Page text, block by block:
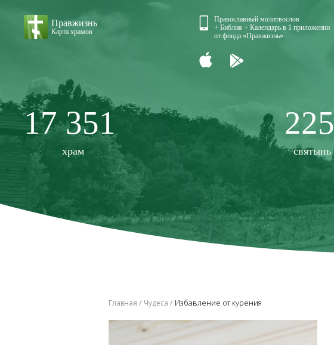
Правжизнь
Карта храмов
Православный молитвослов
+ Библия + Календарь в 1 приложении
от фонда «Правжизнь»
17 351
храм
225
святынь
Главная Чудеса Избавление от курения